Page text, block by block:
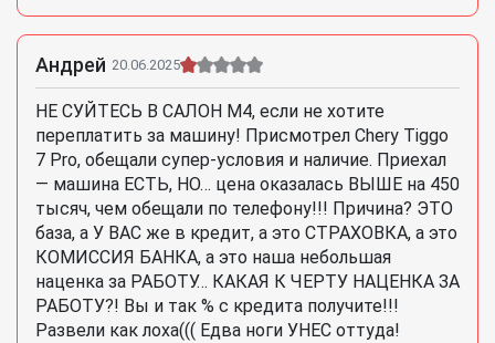
Андрей 20.06.2025
НЕ СУЙТЕСЬ В САЛОН М4, если не хотите
переплатить за машину! Присмотрел Chery Tiggo
7 Pro, обещали супер-условия и наличие. Приехал
— машина ЕСТЬ, НО… цена оказалась ВЫШЕ на 450
тысяч, чем обещали по телефону!!! Причина? ЭТО
база, а У ВАС же в кредит, а это СТРАХОВКА, а это
КОМИССИЯ БАНКА, а это наша небольшая
наценка за РАБОТУ… КАКАЯ К ЧЕРТУ НАЦЕНКА ЗА
РАБОТУ?! Вы и так % с кредита получите!!!
Развели как лоха((( Едва ноги УНЕС оттуда!